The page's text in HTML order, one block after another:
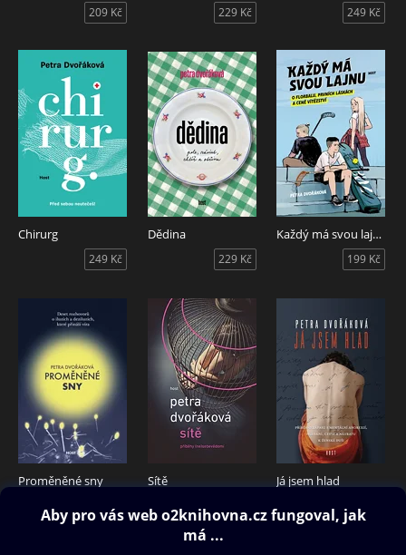
209 Kč 229 Kč 249 Kč
Chirurg
249 Kč
Dědina
229 Kč
Každý má svou lajnu
199 Kč
Proměněné sny
169 Kč
Sítě Já jsem hlad
169 Kč